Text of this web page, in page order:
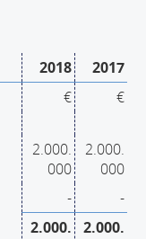
2018
2017
€
€
2.000.
000
2.000.
000
- -
2.000.
2.000.